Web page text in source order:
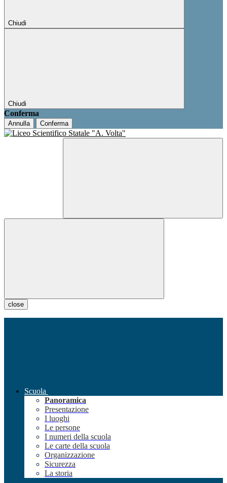
Chiudi
Chiudi
Conferma
Annulla Conferma
close
Scuola
Panoramica
Presentazione
I luoghi
Le persone
I numeri della scuola
Le carte della scuola
Organizzazione
Sicurezza
La storia